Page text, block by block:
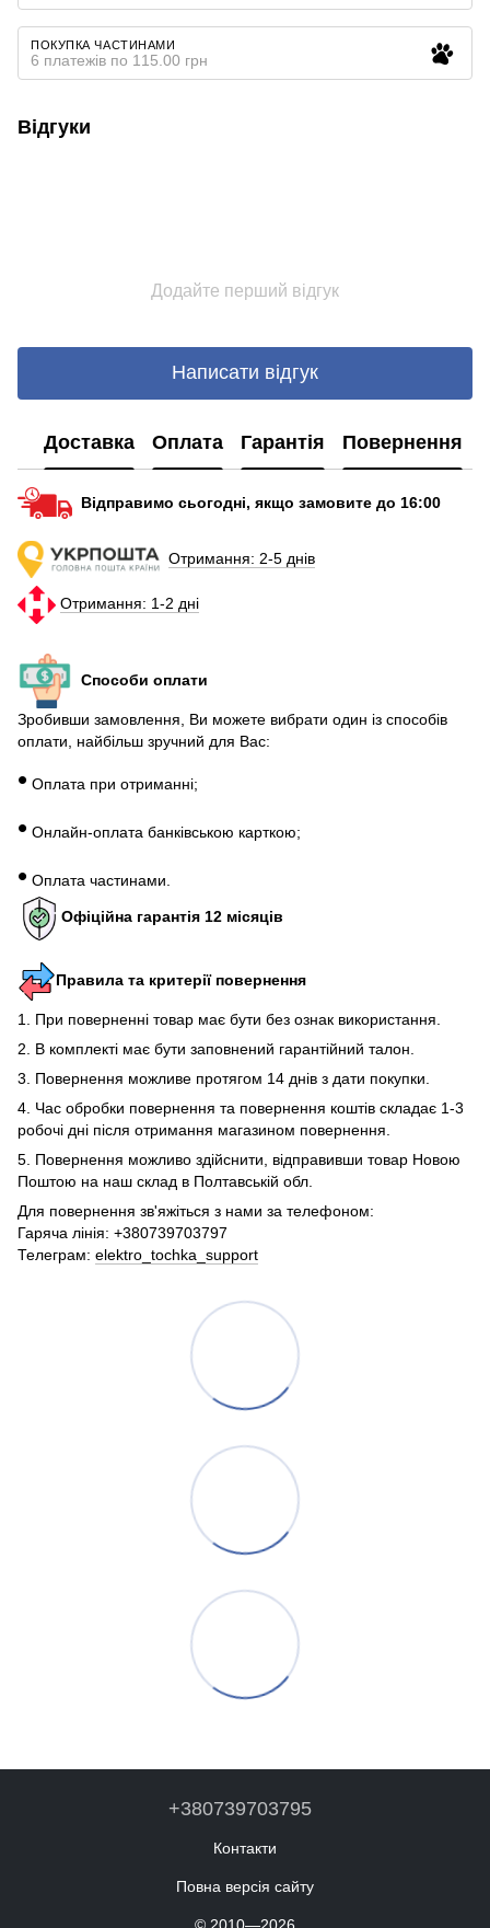
ПОКУПКА ЧАСТИНАМИ
6 платежів по 115.00 грн
Відгуки
Додайте перший відгук
Написати відгук
Доставка Оплата Гарантія Повернення
Відправимо сьогодні, якщо замовите до 16:00
Отримання: 2-5 днів
Отримання: 1-2 дні
Способи оплати
Зробивши замовлення, Ви можете вибрати один із способів
оплати, найбільш зручний для Вас:
• Оплата при отриманні;
• Онлайн-оплата банківською карткою;
• Оплата частинами.
Офіційна гарантія 12 місяців
Правила та критерії повернення
1. При поверненні товар має бути без ознак використання.
2. В комплекті має бути заповнений гарантійний талон.
3. Повернення можливе протягом 14 днів з дати покупки.
4. Час обробки повернення та повернення коштів складає 1-3
робочі дні після отримання магазином повернення.
5. Повернення можливо здійснити, відправивши товар Новою
Поштою на наш склад в Полтавській обл.
Для повернення зв'яжіться з нами за телефоном:
Гаряча лінія: +380739703797
Телеграм: elektro_tochka_support
+380739703795
Контакти
Повна версія сайту